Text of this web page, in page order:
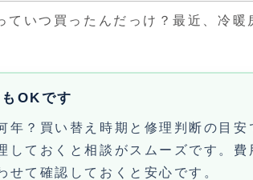
ていつ買ったんだっけ？最近、冷暖
OKです
年？買い替え時期と修理判断の目安
しておくと相談がスムーズです。費
せて確認しておくと安心です。